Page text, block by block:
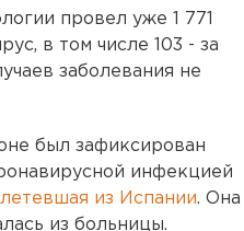
провел уже 1 771
в том числе 103 - за
заболевания не
был зафиксирован
инфекцией
из Испании. Она
из больницы.